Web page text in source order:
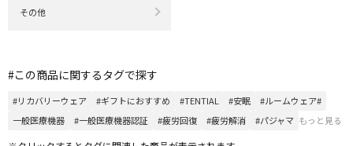
その他
#この商品に関するタグで探す
#リカバリーウェア #ギフトにおすすめ #TENTIAL #安眠
#ルームウェア#
一般医療機器
#一般医療機器認証 #疲労回復 #疲労解消 #パジャマ もっと見る